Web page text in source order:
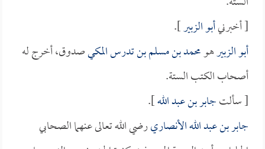
[ أخبرنيأبو الزبير].
أبو الزبيرهومحمد بن مسلم بن تدرس المكيصدوق، أخرج له
أصحاب الكتب الستة.
[ سألتجابر بن عبد الله].
جابر بن عبد الله الأنصاريرضي الله تعالى عنهما الصحابي